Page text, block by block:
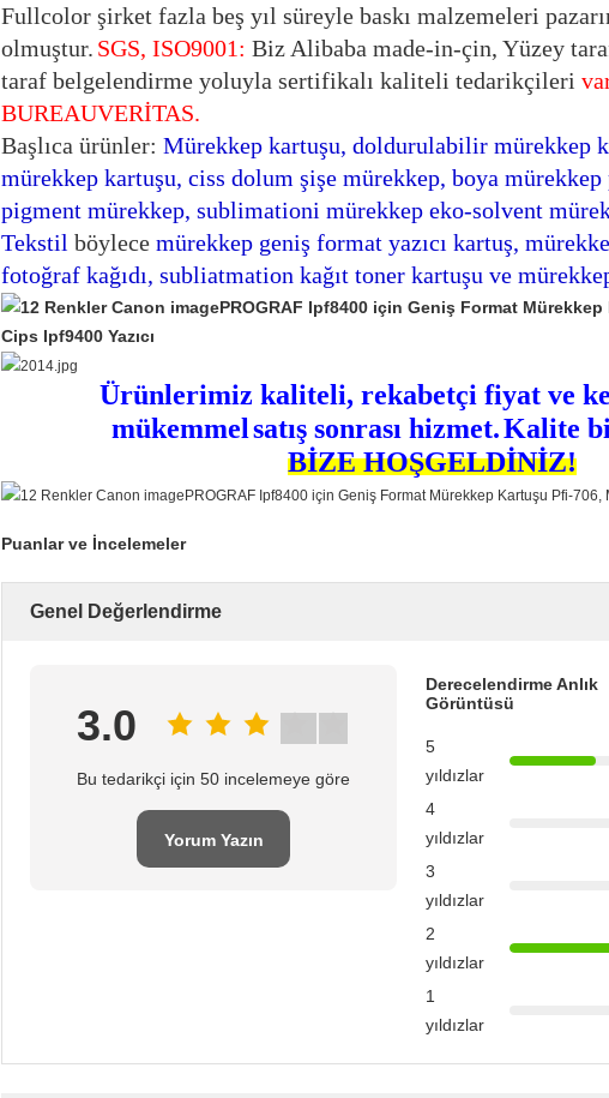
Fullcolor şirket fazla beş yıl süreyle baskı malzemeleri
olmuştur. SGS, ISO9001: Biz Alibaba made-in-çin, Yüzey
taraf belgelendirme yoluyla sertifikalı kaliteli tedarikçileri
BUREAUVERİTAS.
Başlıca ürünler: Mürekkep kartuşu, doldurulabilir mürekkep
mürekkep kartuşu, ciss dolum şişe mürekkep, boya
pigment mürekkep, sublimationi mürekkep eko-solvent
Tekstil böylece mürekkep geniş format yazıcı kartuş,
fotoğraf kağıdı, subliatmation kağıt toner kartuşu ve
Ürünlerimiz kaliteli, rekabetçi fiyat ve
mükemmelsatış sonrası hizmet.Kalite
BİZE HOŞGELDİNİZ!
Puanlar ve İncelemeler
Genel Değerlendirme
3.0
Bu tedarikçi için 50 incelemeye göre
Yorum Yazın
Derecelendirme Anlık
Görüntüsü
5
yıldızlar
4
yıldızlar
3
yıldızlar
2
yıldızlar
1
yıldızlar